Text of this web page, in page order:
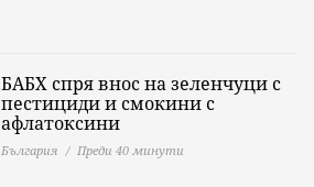
БАБХ спря внос на зеленчуци с
пестициди и смокини с
афлатоксини
България Преди 40 минути